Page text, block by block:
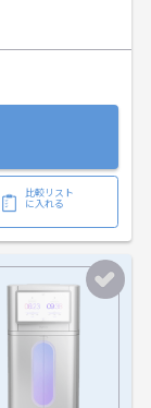
比較リスト
に入れる